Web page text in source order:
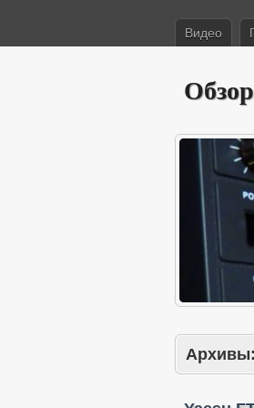
Видео
Архивы: